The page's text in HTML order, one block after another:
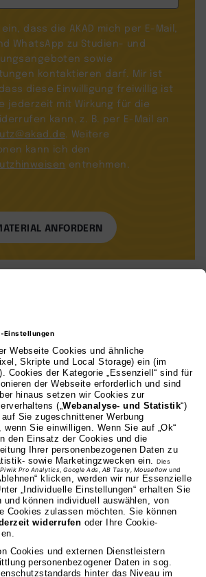
dass die AKAD mich per E-Mail,
WhatsApp zu Studien- und
sowie
kontaktieren darf. Mir ist
diese Einwilligung freiwillig ist
jederzeit mit Wirkung für die
kann, z. B. per E-Mail an
. Weitere
kann ich den
entnehmen.
mbH
86